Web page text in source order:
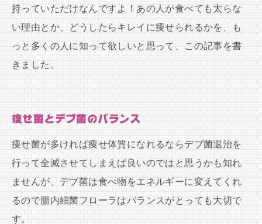
持っていただけなんですよ！あの人が食べても太らな
い理由とか、どうしたらキレイに痩せられるかを、も
っと多くの人に知って欲しいと思って、この記事を書
きました。
痩せ菌とデブ菌のバランス
痩せ菌が多ければ痩せ体質になれるならデブ菌退治を
行って全滅させてしまえば良いのではと思うかも知れ
ませんが、デブ菌は食べ物をエネルギーに変えてくれ
るので腸内細菌フローラはバランスがとっても大切で
す。